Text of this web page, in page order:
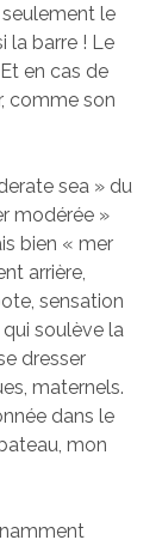
le
la barre ! Le
en cas de
comme son
sea » du
modérée »
bien « mer
arrière,
sensation
soulève la
dresser
maternels.
dans le
mon